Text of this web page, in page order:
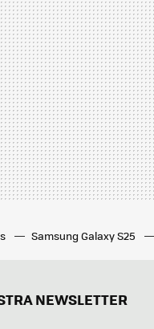
Samsung Galaxy S25
NEWSLETTER